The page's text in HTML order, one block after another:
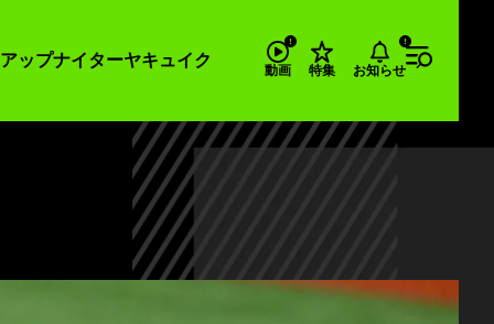
ップナイターヤキュイク
動画 特集 お知らせ